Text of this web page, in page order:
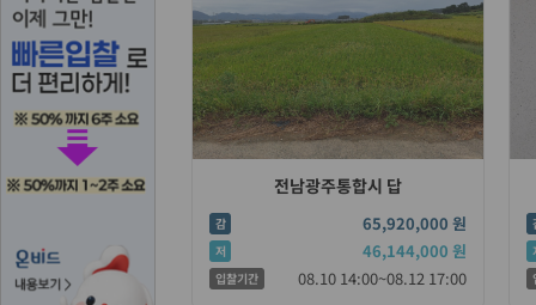
전남광주통합시 답
감 65,920,000 원
저 46,144,000 원
입찰기간 08.10 14:00~08.12 17:00